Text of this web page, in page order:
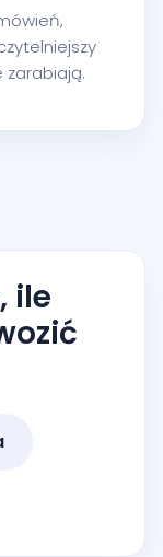
zarabiają.
ile